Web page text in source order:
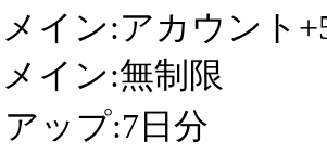
イン:アカウント
イン:無制限
ップ:7日分